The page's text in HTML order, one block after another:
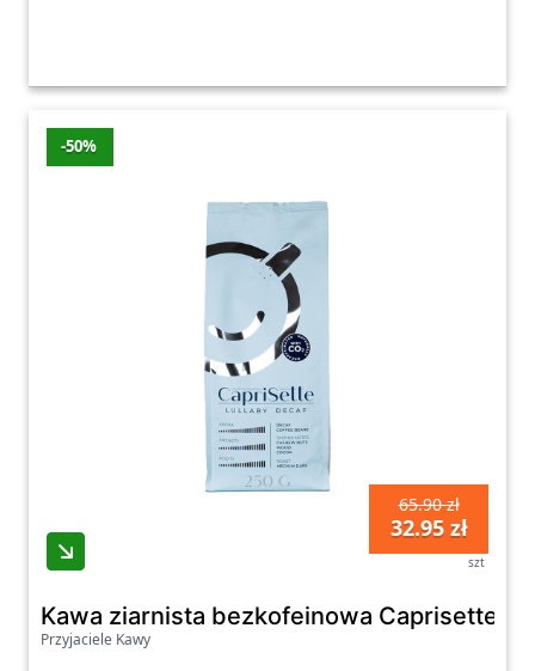
-50%
65.90 zł
32.95 zł
szt
Kawa ziarnista bezkofeinowa Caprisette
Przyjaciele Kawy